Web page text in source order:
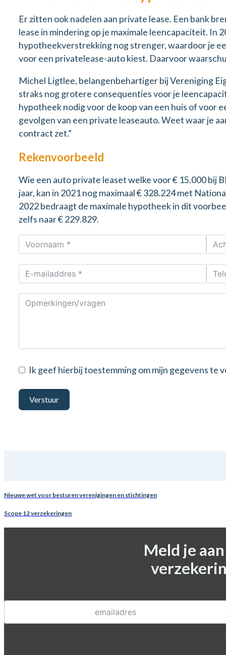
Er zitten ook nadelen aan private lease. Een bank
lease in mindering op je maximale leencapaciteit. In
hypotheekverstrekking nog strenger, waardoor je
voor een privatelease-auto kiest. Daarvoor
Michel Ligtlee, belangenbehartiger bij Vereniging
straks nog grotere consequenties voor je
hypotheek nodig voor de koop van een huis of voor
gevolgen van een private leaseauto. Weet waar je
contract zet.”
Rekenvoorbeeld
Wie een auto private leaset welke voor € 15.000 bij
jaar, kan in 2021 nog maximaal € 328.224 met
2022 bedraagt de maximale hypotheek in dit
zelfs naar € 229.829.
Ik geef hierbij toestemming om mijn gegevens te
Verstuur
Nieuwe wet voor besturen verenigingen en stichtingen
Scope 12 verzekeringen
Meld je